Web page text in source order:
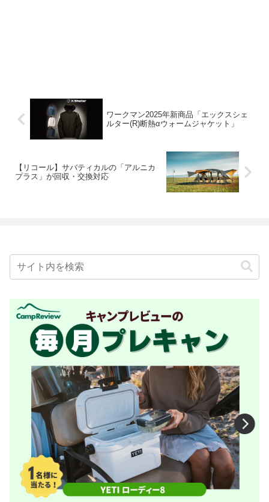
ワークマン2025年新商品「エックスシェ
ルター(R)断熱αウォームジャケット」
【リコール】サバティカルの「アルニカ
プラス」が回収・交換対応